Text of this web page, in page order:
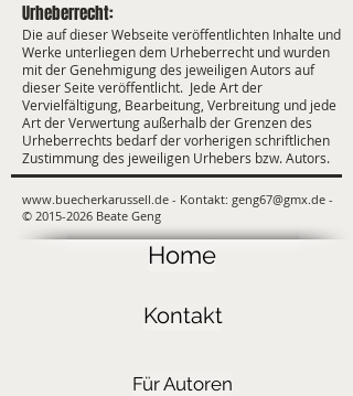
Urheberrecht:
Die auf dieser Webseite veröffentlichten Inhalte und
Werke unterliegen dem Urheberrecht und wurden
mit der Genehmigung des jeweiligen Autors auf
dieser Seite veröffentlicht. Jede Art der
Vervielfältigung, Bearbeitung, Verbreitung und jede
Art der Verwertung außerhalb der Grenzen des
Urheberrechts bedarf der vorherigen schriftlichen
Zustimmung des jeweiligen Urhebers bzw. Autors.
www.buecherkarussell.de - Kontakt: geng67@gmx.de -
© 2015-2026 Beate Geng
Home
Kontakt
Für Autoren